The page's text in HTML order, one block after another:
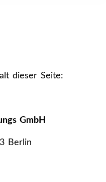
dieser Seite:
GmbH
Berlin